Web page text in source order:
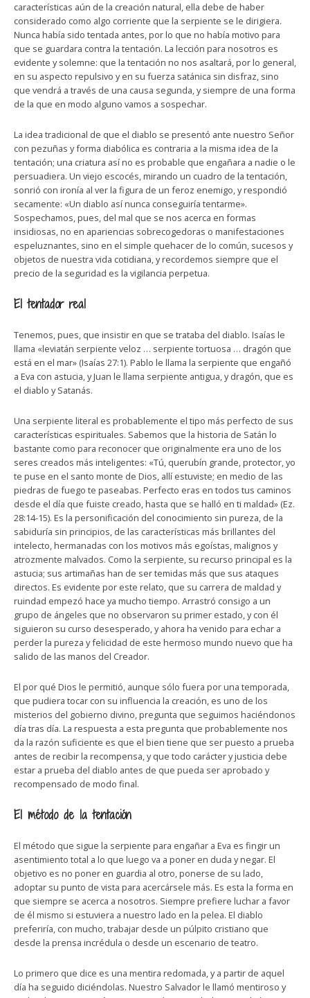
características aún de la creación natural, ella debe de haber
considerado como algo corriente que la serpiente se le dirigiera.
Nunca había sido tentada antes, por lo que no había motivo para
que se guardara contra la tentación. La lección para nosotros es
evidente y solemne: que la tentación no nos asaltará, por lo general,
en su aspecto repulsivo y en su fuerza satánica sin disfraz, sino
que vendrá a través de una causa segunda, y siempre de una forma
de la que en modo alguno vamos a sospechar.
La idea tradicional de que el diablo se presentó ante nuestro Señor
con pezuñas y forma diabólica es contraria a la misma idea de la
tentación; una criatura así no es probable que engañara a nadie o le
persuadiera. Un viejo escocés, mirando un cuadro de la tentación,
sonrió con ironía al ver la figura de un feroz enemigo, y respondió
secamente: «Un diablo así nunca conseguiría tentarme».
Sospechamos, pues, del mal que se nos acerca en formas
insidiosas, no en apariencias sobrecogedoras o manifestaciones
espeluznantes, sino en el simple quehacer de lo común, sucesos y
objetos de nuestra vida cotidiana, y recordemos siempre que el
precio de la seguridad es la vigilancia perpetua.
El tentador real
Tenemos, pues, que insistir en que se trataba del diablo. Isaías le
llama «leviatán serpiente veloz … serpiente tortuosa … dragón que
está en el mar» (Isaías 27:1). Pablo le llama la serpiente que engañó
a Eva con astucia, y Juan le llama serpiente antigua, y dragón, que es
el diablo y Satanás.
Una serpiente literal es probablemente el tipo más perfecto de sus
características espirituales. Sabemos que la historia de Satán lo
bastante como para reconocer que originalmente era uno de los
seres creados más inteligentes: «Tú, querubín grande, protector, yo
te puse en el santo monte de Dios, allí estuviste; en medio de las
piedras de fuego te paseabas. Perfecto eras en todos tus caminos
desde el día que fuiste creado, hasta que se halló en ti maldad» (Ez.
28:14-15). Es la personificación del conocimiento sin pureza, de la
sabiduría sin principios, de las características más brillantes del
intelecto, hermanadas con los motivos más egoístas, malignos y
atrozmente malvados. Como la serpiente, su recurso principal es la
astucia; sus artimañas han de ser temidas más que sus ataques
directos. Es evidente por este relato, que su carrera de maldad y
ruindad empezó hace ya mucho tiempo. Arrastró consigo a un
grupo de ángeles que no observaron su primer estado, y con él
siguieron su curso desesperado, y ahora ha venido para echar a
perder la pureza y felicidad de este hermoso mundo nuevo que ha
salido de las manos del Creador.
El por qué Dios le permitió, aunque sólo fuera por una temporada,
que pudiera tocar con su influencia la creación, es uno de los
misterios del gobierno divino, pregunta que seguimos haciéndonos
día tras día. La respuesta a esta pregunta que probablemente nos
da la razón suficiente es que el bien tiene que ser puesto a prueba
antes de recibir la recompensa, y que todo carácter y justicia debe
estar a prueba del diablo antes de que pueda ser aprobado y
recompensado de modo final.
El método de la tentación
El método que sigue la serpiente para engañar a Eva es fingir un
asentimiento total a lo que luego va a poner en duda y negar. El
objetivo es no poner en guardia al otro, ponerse de su lado,
adoptar su punto de vista para acercársele más. Es esta la forma en
que siempre se acerca a nosotros. Siempre prefiere luchar a favor
de él mismo si estuviera a nuestro lado en la pelea. El diablo
preferiría, con mucho, trabajar desde un púlpito cristiano que
desde la prensa incrédula o desde un escenario de teatro.
Lo primero que dice es una mentira redomada, y a partir de aquel
día ha seguido diciéndolas. Nuestro Salvador le llamó mentiroso y